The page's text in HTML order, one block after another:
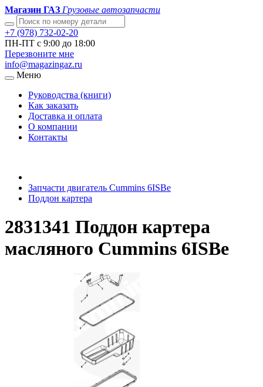
Магазин ГАЗ Грузовые автозапчасти
+7 (978) 732-02-20
ПН-ПТ с 9:00 до 18:00
Перезвоните мне
info@magazingaz.ru
Меню
Руководства (книги)
Как заказать
Доставка и оплата
О компании
Контакты
Запчасти двигатель Cummins 6ISBe
Поддон картера
2831341 Поддон картера
масляного Cummins 6ISBe